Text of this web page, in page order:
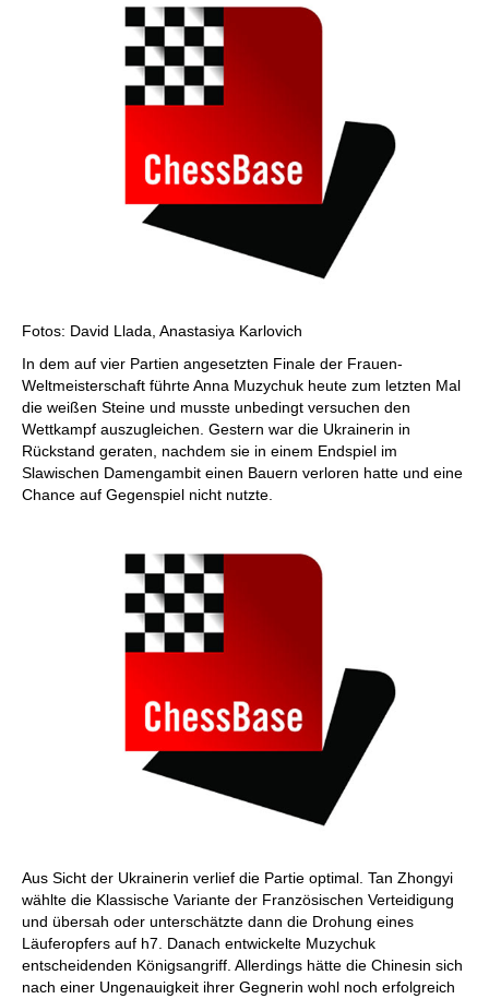
Fotos: David Llada, Anastasiya Karlovich
In dem auf vier Partien angesetzten Finale der Frauen-
Weltmeisterschaft führte Anna Muzychuk heute zum letzten Mal
die weißen Steine und musste unbedingt versuchen den
Wettkampf auszugleichen. Gestern war die Ukrainerin in
Rückstand geraten, nachdem sie in einem Endspiel im
Slawischen Damengambit einen Bauern verloren hatte und eine
Chance auf Gegenspiel nicht nutzte.
Aus Sicht der Ukrainerin verlief die Partie optimal. Tan Zhongyi
wählte die Klassische Variante der Französischen Verteidigung
und übersah oder unterschätzte dann die Drohung eines
Läuferopfers auf h7. Danach entwickelte Muzychuk
entscheidenden Königsangriff. Allerdings hätte die Chinesin sich
nach einer Ungenauigkeit ihrer Gegnerin wohl noch erfolgreich